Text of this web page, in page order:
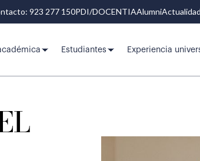
923 277 150PDI/DOCENTIAAlumni
Estudiantes Experiencia